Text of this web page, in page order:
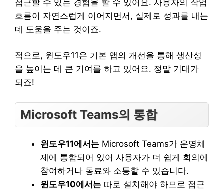
접근할 수 있는 경험을 할 수 있어요. 사용자의 작업
흐름이 자연스럽게 이어지면서, 실제로 성과를 내는
데 도움을 주는 것이죠.
적으로, 윈도우11은 기본 앱의 개선을 통해 생산성
을 높이는 데 큰 기여를 하고 있어요. 정말 기대가
되죠!
Microsoft Teams의 통합
윈도우11에서는 Microsoft Teams가 운영체
제에 통합되어 있어 사용자가 더 쉽게 회의에
참여하거나 동료와 소통할 수 있습니다.
윈도우10에서는 따로 설치해야 하므로 접근